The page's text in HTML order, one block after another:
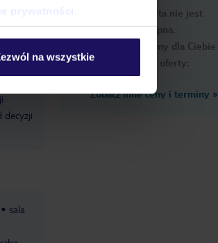
prywatności
na wszystkie
decyzji
sala
Ups, ta oferta nie jest
dostępna.
Przygotowaliśmy dla Ciebie
podobne oferty:
Zobacz inne ceny i terminy »